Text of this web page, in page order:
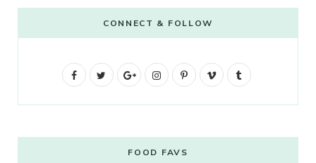
CONNECT & FOLLOW
F
G
g
I
t
P
V
FOOD FAVS